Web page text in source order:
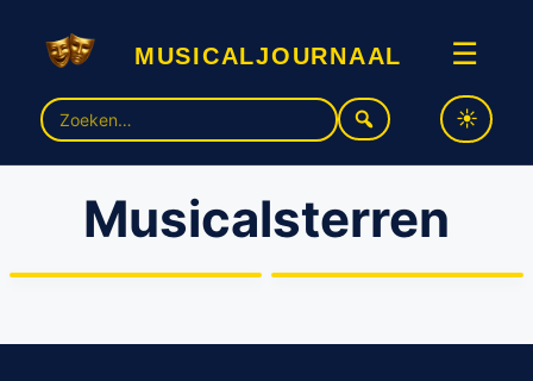
musicaljournaal ☰
Zoek
naar:
Musicalsterren
Musicalkids on tour in
Musicalzangeres Eline
Schmidt schrijft muziek bij
nieuwe jeugdboekenreeks